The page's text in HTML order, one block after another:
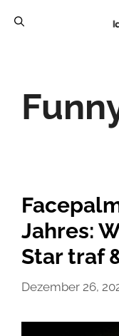
Jahres:
Star traf
Dezember 26,